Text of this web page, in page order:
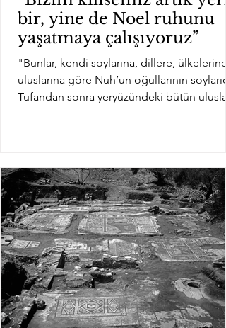
bir, yine de Noel ruhunu
yaşatmaya çalışıyoruz”
"Bunlar, kendi soylarına, dillere, ülkelerine
uluslarına göre Nuh’un oğullarının
Tufandan sonra yeryüzündeki bütün